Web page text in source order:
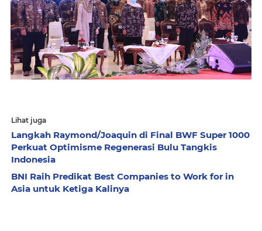
Lihat juga
Langkah Raymond/Joaquin di Final BWF Super 1000
Perkuat Optimisme Regenerasi Bulu Tangkis
Indonesia
BNI Raih Predikat Best Companies to Work for in
Asia untuk Ketiga Kalinya